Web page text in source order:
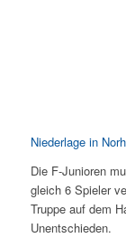
Niederlage in
Die F-Junioren
gleich 6 Spieler
Truppe auf dem
Unentschieden.